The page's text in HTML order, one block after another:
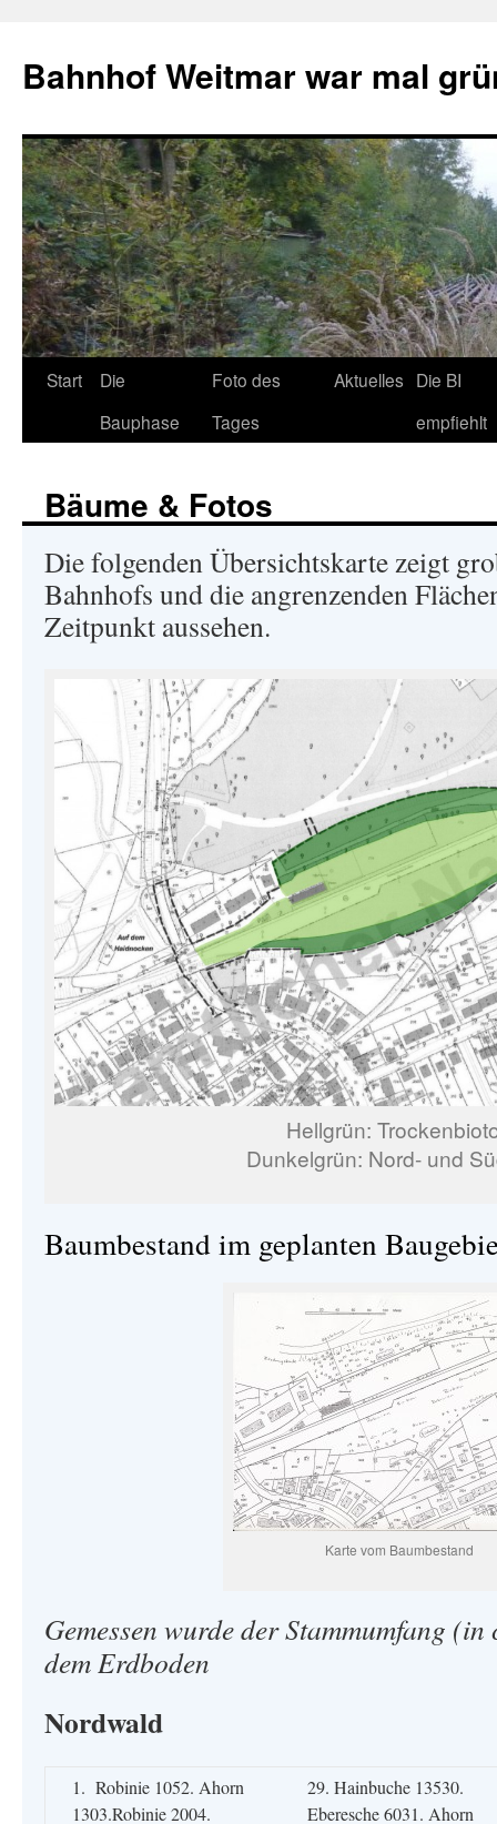
Bahnhof Weitmar war mal
Start
Die
Bauphase
Foto des
Tages
Aktuelles Die BI
empfiehlt
Bäume & Fotos
Die folgenden Übersichtskarte zeigt
Bahnhofs und die angrenzenden
Zeitpunkt aussehen.
Hellgrün:
Dunkelgrün: Nord- und
Baumbestand im geplanten
Karte vom Baumbestand
Gemessen wurde der Stammumfang
dem Erdboden
Nordwald
1. Robinie 1052. Ahorn
1303.Robinie 2004.
29. Hainbuche 13530.
Eberesche 6031. Ahorn